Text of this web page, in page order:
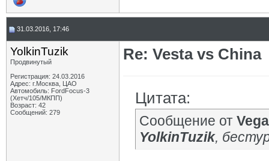
31.03.2016, 17:46
YolkinTuzik
Продвинутый
Регистрация: 24.03.2016
Адрес: г.Москва, ЦАО
Автомобиль: FordFocus-3
(Хетч/105/МКПП)
Возраст: 42
Сообщений: 279
Re: Vesta vs China
Цитата:
Сообщение от
YolkinTuzik,